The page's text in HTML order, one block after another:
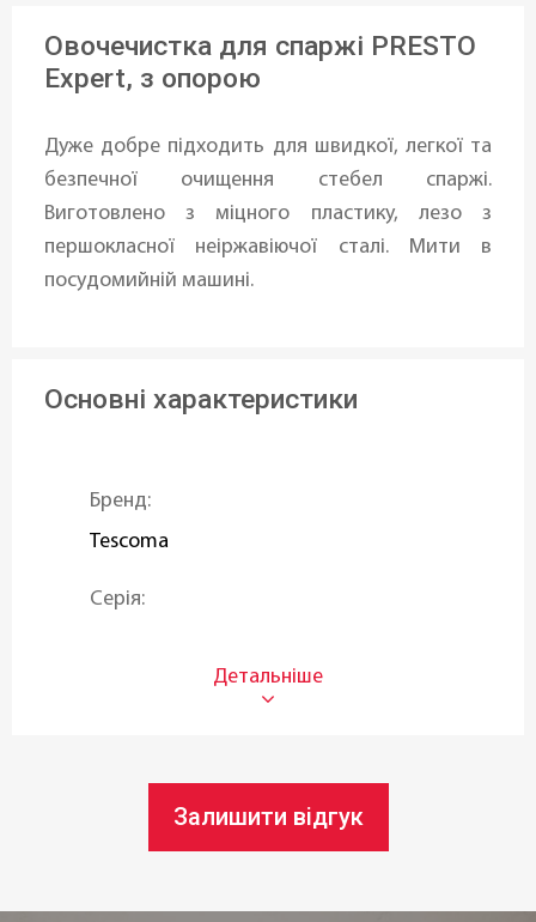
Овочечистка для спаржі PRESTO
Expert, з опорою
Дуже добре підходить для швидкої, легкої та
безпечної очищення стебел спаржі.
Виготовлено з міцного пластику, лезо з
першокласної неіржавіючої сталі. Мити в
посудомийній машині.
Основні характеристики
Бренд:
Tescoma
Серія:
Залишити відгук